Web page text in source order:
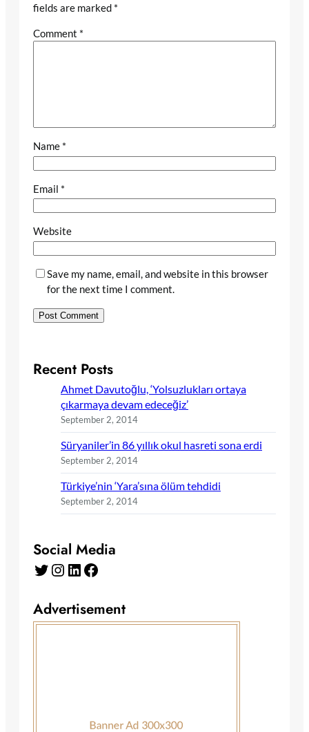
fields are marked *
Comment *
Name *
Email *
Website
Save my name, email, and website in this browser
for the next time I comment.
Recent Posts
Ahmet Davutoğlu, ‘Yolsuzlukları ortaya
çıkarmaya devam edeceğiz’
September 2, 2014
Süryaniler’in 86 yıllık okul hasreti sona erdi
September 2, 2014
Türkiye’nin ‘Yara’sına ölüm tehdidi
September 2, 2014
Social Media
Twitter Instagram LinkedIn Facebook
Advertisement